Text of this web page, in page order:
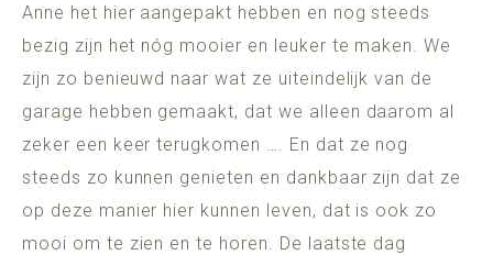
Anne het hier aangepakt hebben en nog steeds
bezig zijn het nóg mooier en leuker te maken. We
zijn zo benieuwd naar wat ze uiteindelijk van de
garage hebben gemaakt, dat we alleen daarom al
zeker een keer terugkomen …. En dat ze nog
steeds zo kunnen genieten en dankbaar zijn dat ze
op deze manier hier kunnen leven, dat is ook zo
mooi om te zien en te horen. De laatste dag